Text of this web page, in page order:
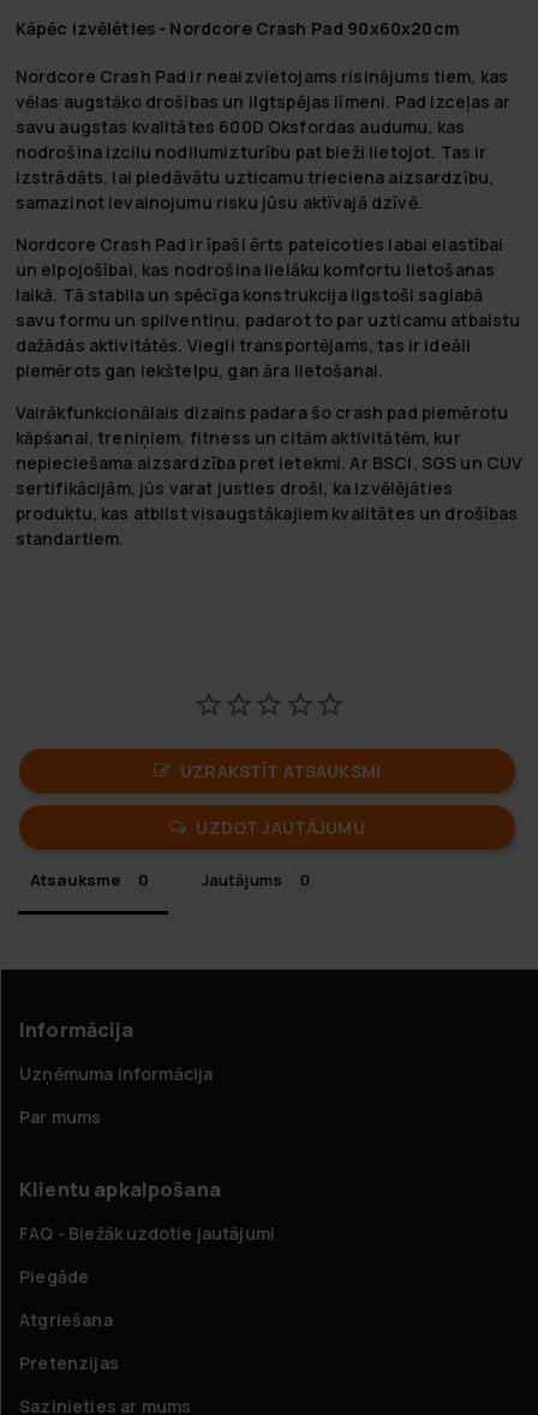
Kāpēc izvēlēties - Nordcore Crash Pad 90x60x20cm
Nordcore Crash Pad ir neaizvietojams risinājums tiem, kas
vēlas augstāko drošības un ilgtspējas līmeni. Pad izceļas ar
savu augstas kvalitātes 600D Oksfordas audumu, kas
nodrošina izcilu nodilumizturību pat bieži lietojot. Tas ir
izstrādāts, lai piedāvātu uzticamu trieciena aizsardzību,
samazinot ievainojumu risku jūsu aktīvajā dzīvē.
Nordcore Crash Pad ir īpaši ērts pateicoties labai elastībai
un elpojošībai, kas nodrošina lielāku komfortu lietošanas
laikā. Tā stabila un spēcīga konstrukcija ilgstoši saglabā
savu formu un spilventiņu, padarot to par uzticamu atbalstu
dažādās aktivitātēs. Viegli transportējams, tas ir ideāli
piemērots gan iekštelpu, gan āra lietošanai.
Vairākfunkcionālais dizains padara šo crash pad piemērotu
kāpšanai, treniņiem, fitness un citām aktivitātēm, kur
nepieciešama aizsardzība pret ietekmi. Ar BSCI, SGS un CUV
sertifikācijām, jūs varat justies droši, ka izvēlējāties
produktu, kas atbilst visaugstākajiem kvalitātes un drošības
standartiem.
UZRAKSTĪT ATSAUKSMI
UZDOT JAUTĀJUMU
Atsauksme Jautājums
Informācija
Uzņēmuma informācija
Par mums
Klientu apkalpošana
FAQ - Biežāk uzdotie jautājumi
Piegāde
Atgriešana
Pretenzijas
Sazinieties ar mums